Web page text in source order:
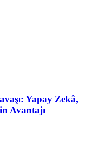
Yapay Zekâ,
Avantajı